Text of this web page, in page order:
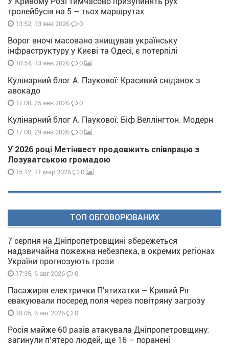
тролейбусів на 5 – тьох маршрутах
13:52, 13 янв 2026 0
Ворог вночі масовано знищував українську
інфраструктуру у Києві та Одесі, є потерпілі
10:54, 13 янв 2026 0
Кулінарний блог А. Паукової: Красивий сніданок з
авокадо
17:00, 25 янв 2026 0
Кулінарний блог А. Паукової: Біф Веллінгтон. Модерн
17:00, 29 янв 2026 0
У 2026 році Метінвест продовжить співпрацю з
Лозуватською громадою
15:12, 11 мар 2026 0
ТОП ОБГОВОРЮВАНИХ
7 серпня на Дніпропетровщині збережеться
надзвичайна пожежна небезпека, в окремих регіонах
України прогнозують грози
17:35, 6 авг 2026 0
Пасажирів електрички П'ятихатки – Кривий Ріг
евакуювали посеред поля через повітряну загрозу
18:05, 6 авг 2026 0
Росія майже 60 разів атакувала Дніпропетровщину:
загинули п’ятеро людей, ще 16 – поранені